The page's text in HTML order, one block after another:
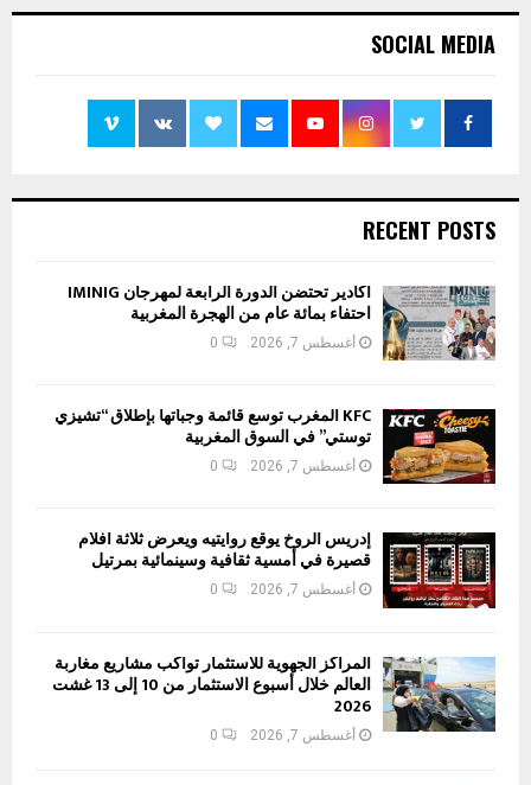
SOCIAL MEDIA
RECENT POSTS
أكادير تحتضن الدورة الرابعة لمهرجان IMINIG
احتفاء بمائة عام من الهجرة المغربية
أغسطس 7, 2026 0
KFC المغرب توسع قائمة وجباتها بإطلاق “تشيزي
توستي” في السوق المغربية
أغسطس 7, 2026 0
إدريس الروخ يوقع روايتيه ويعرض ثلاثة أفلام
قصيرة في أمسية ثقافية وسينمائية بمرتيل
أغسطس 7, 2026 0
المراكز الجهوية للاستثمار تواكب مشاريع مغاربة
العالم خلال أسبوع الاستثمار من 10 إلى 13 غشت
2026
أغسطس 7, 2026 0